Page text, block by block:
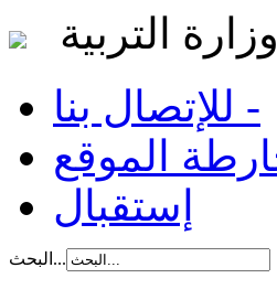
التربية
للإتصال بنا -
إستقبال
البحث...